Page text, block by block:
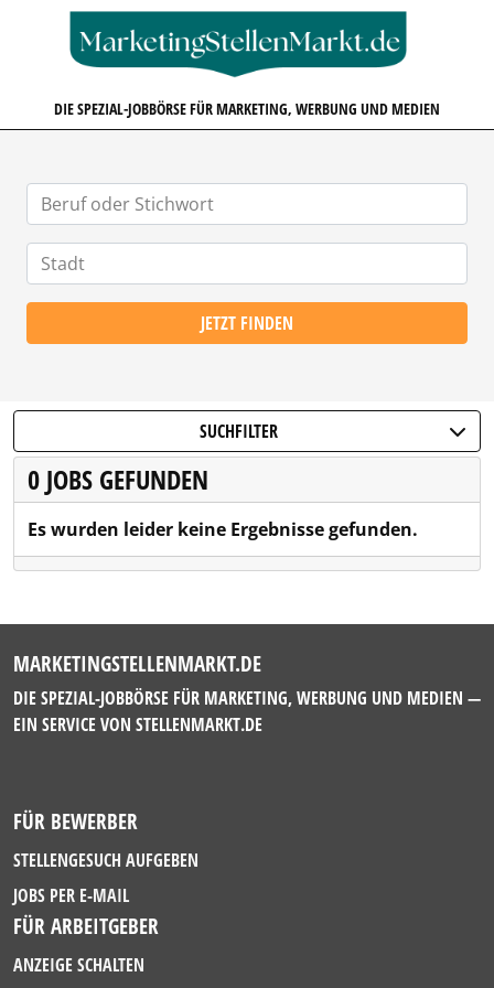
DIE SPEZIAL-JOBBÖRSE FÜR MARKETING, WERBUNG UND MEDIEN
JETZT FINDEN
SUCHFILTER
0 JOBS GEFUNDEN
Es wurden leider keine Ergebnisse gefunden.
MARKETINGSTELLENMARKT.DE
DIE SPEZIAL-JOBBÖRSE FÜR MARKETING, WERBUNG UND MEDIEN —
EIN SERVICE VON STELLENMARKT.DE
FÜR BEWERBER
STELLENGESUCH AUFGEBEN
JOBS PER E-MAIL
FÜR ARBEITGEBER
ANZEIGE SCHALTEN